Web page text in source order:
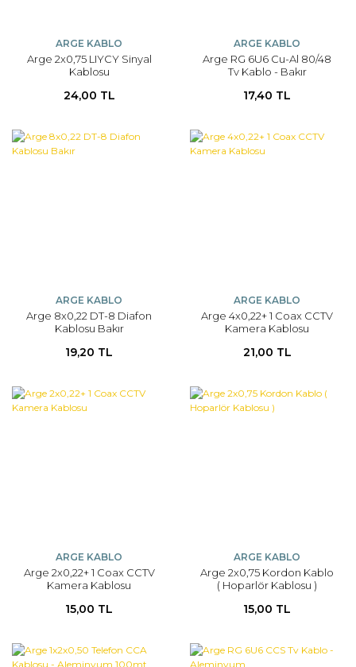
ARGE KABLO
Arge 2x0,75 LIYCY Sinyal
Kablosu
24,00 TL
ARGE KABLO
Arge RG 6U6 Cu-Al 80/48
Tv Kablo - Bakır
17,40 TL
ARGE KABLO
Arge 8x0,22 DT-8 Diafon
Kablosu Bakır
19,20 TL
ARGE KABLO
Arge 4x0,22+ 1 Coax CCTV
Kamera Kablosu
21,00 TL
ARGE KABLO
Arge 2x0,22+ 1 Coax CCTV
Kamera Kablosu
15,00 TL
ARGE KABLO
Arge 2x0,75 Kordon Kablo
( Hoparlör Kablosu )
15,00 TL